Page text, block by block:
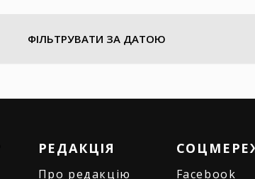
ФІЛЬТРУВАТИ ЗА ДАТОЮ
РЕДАКЦІЯ
Про редакцію
Facebook